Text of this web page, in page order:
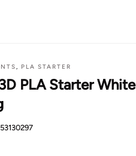
, PLA STARTER
PLA Starter White